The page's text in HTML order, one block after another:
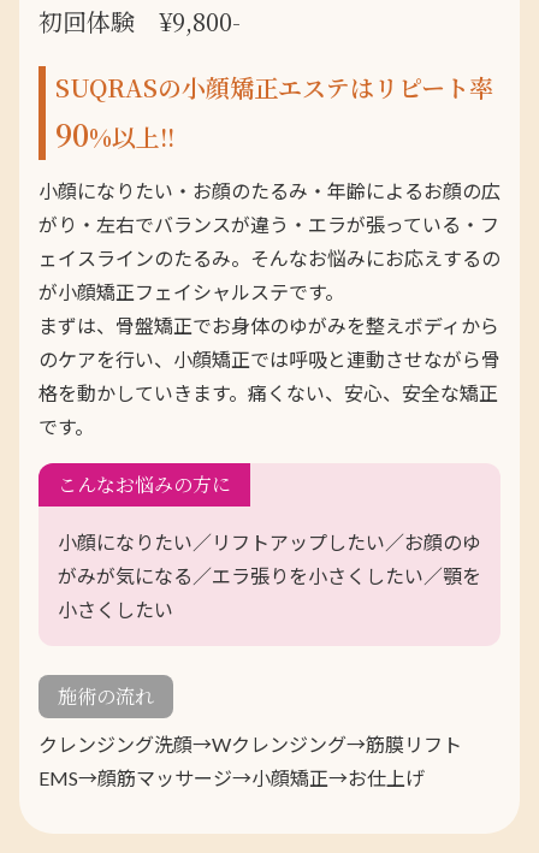
初回体験 ¥9,800-
SUQRASの小顔矯正エステはリピート率
90%以上!!
小顔になりたい・お顔のたるみ・年齢によるお顔の広
がり・左右でバランスが違う・エラが張っている・フ
ェイスラインのたるみ。そんなお悩みにお応えするの
が小顔矯正フェイシャルステです。
まずは、骨盤矯正でお身体のゆがみを整えボディから
のケアを行い、小顔矯正では呼吸と連動させながら骨
格を動かしていきます。痛くない、安心、安全な矯正
です。
こんなお悩みの方に
小顔になりたい／リフトアップしたい／お顔のゆ
がみが気になる／エラ張りを小さくしたい／顎を
小さくしたい
施術の流れ
クレンジング洗顔→Wクレンジング→筋膜リフト
EMS→顔筋マッサージ→小顔矯正→お仕上げ